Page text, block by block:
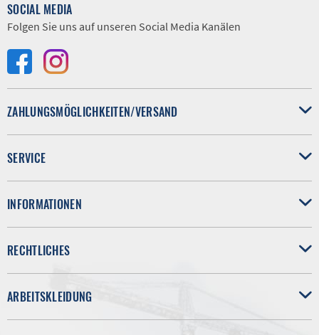
SOCIAL MEDIA
Folgen Sie uns auf unseren Social Media Kanälen
ZAHLUNGSMÖGLICHKEITEN/VERSAND
SERVICE
INFORMATIONEN
RECHTLICHES
ARBEITSKLEIDUNG